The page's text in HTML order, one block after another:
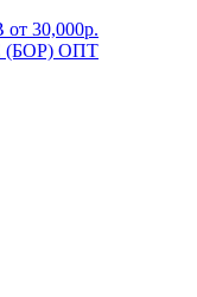
30,000р.
(БОР) ОПТ